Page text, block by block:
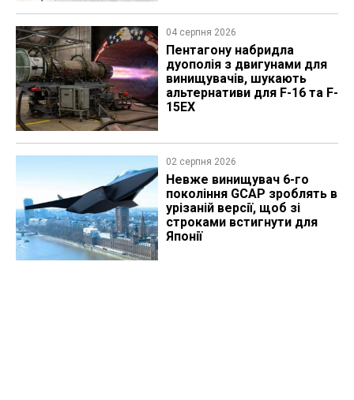
04 серпня 2026
Пентагону набридла
дуополія з двигунами для
винищувачів, шукають
альтернативи для F-16 та F-
15EX
02 серпня 2026
Невже винищувач 6-го
покоління GCAP зроблять в
урізаній версії, щоб зі
строками встигнути для
Японії